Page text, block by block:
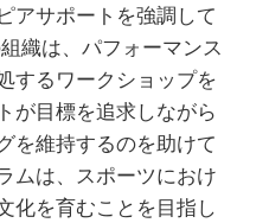
アサポートを強調して
織は、パフォーマンス
するワークショップを
が目標を追求しながら
を維持するのを助けて
ムは、スポーツにおけ
化を育むことを目指し